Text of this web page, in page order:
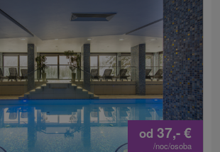
od 37,-€
/noc/osoba